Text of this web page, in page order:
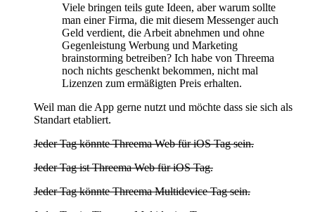
Viele bringen teils gute Ideen, aber warum sollte
man einer Firma, die mit diesem Messenger auch
Geld verdient, die Arbeit abnehmen und ohne
Gegenleistung Werbung und Marketing
brainstorming betreiben? Ich habe von Threema
noch nichts geschenkt bekommen, nicht mal
Lizenzen zum ermäßigten Preis erhalten.
Weil man die App gerne nutzt und möchte dass sie sich als
Standart etabliert.
Jeder Tag könnte Threema Web für iOS Tag sein.
Jeder Tag ist Threema Web für iOS Tag.
Jeder Tag könnte Threema Multidevice Tag sein.